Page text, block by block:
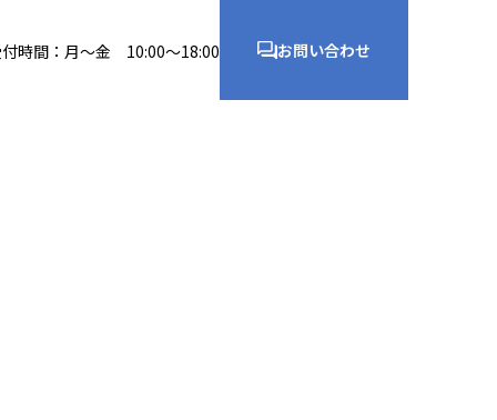
付時間：月〜金 10:00〜18:00 お問い合わせ